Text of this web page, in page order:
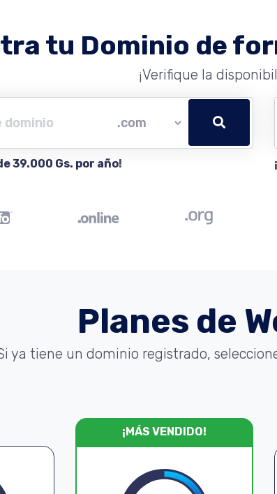
tu Dominio de
¡Verifique la
39.000 Gs. por año!
Planes de
ya tiene un dominio registrado,
¡MÁS VENDIDO!